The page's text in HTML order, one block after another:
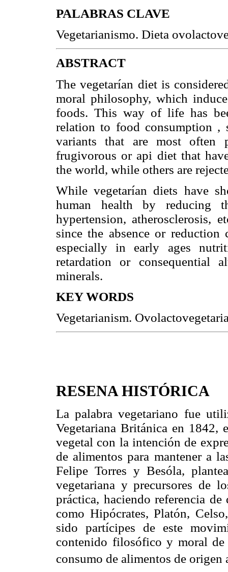
PALABRAS CLAVE
Vegetarianismo. Dieta
ABSTRACT
The vegetarían diet is
moral philosophy, which
foods. This way of life has
relation to food consumption ,
variants that are most
frugivorous or api diet that
the world, while others are
While vegetarían diets have
human health by reducing
hypertension,
since the absence or
especially in early ages
retardation or consequential
minerals.
KEY WORDS
Vegetarianism.
RESENA HISTÓRICA
La palabra vegetariano fue
Vegetariana Británica en 1842,
vegetal con la intención de
de alimentos para mantener a
Felipe Torres y Besóla,
vegetariana y precursores de
práctica, haciendo referencia
como Hipócrates, Platón,
sido partícipes de este
contenido filosófico y moral
consumo de alimentos de origen